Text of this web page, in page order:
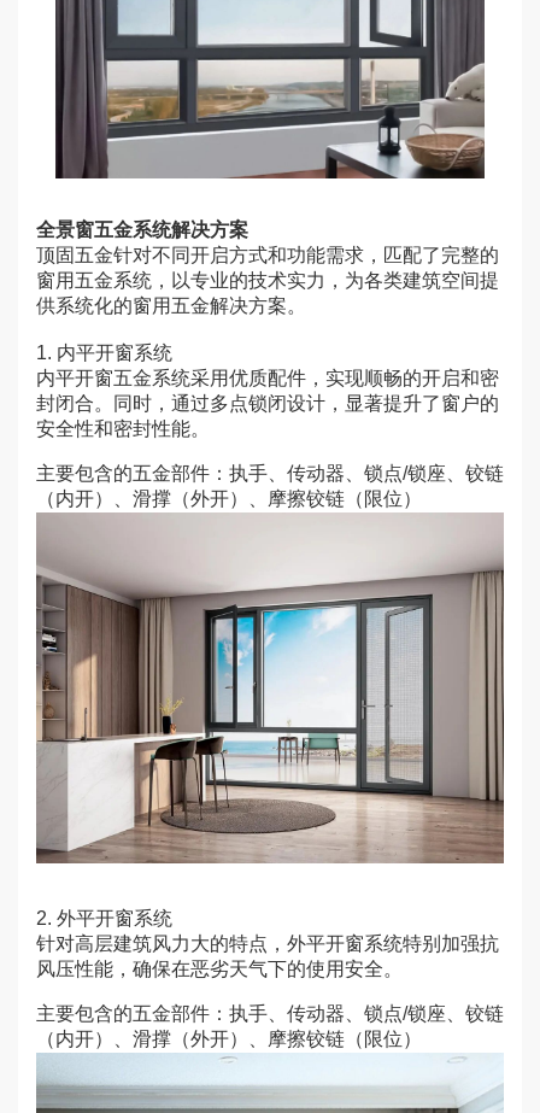
全景窗五金系统解决方案
顶固五金针对不同开启方式和功能需求，匹配了完整的
窗用五金系统，以专业的技术实力，为各类建筑空间提
供系统化的窗用五金解决方案。
1. 内平开窗系统
内平开窗五金系统采用优质配件，实现顺畅的开启和密
封闭合。同时，通过多点锁闭设计，显著提升了窗户的
安全性和密封性能。
主要包含的五金部件：执手、传动器、锁点/锁座、铰链
（内开）、 滑撑 （外开）、摩擦铰链（限位）
2. 外平开窗系统
针对高层建筑风力大的特点，外平开窗系统特别加强抗
风压性能，确保在恶劣天气下的使用安全。
主要包含的五金部件：执手、传动器、锁点/锁座、铰链
（内开）、滑撑（外开）、
摩擦铰链 （限位）